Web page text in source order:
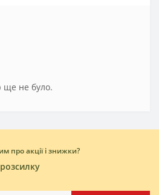
ще не було.
про акції і знижки?